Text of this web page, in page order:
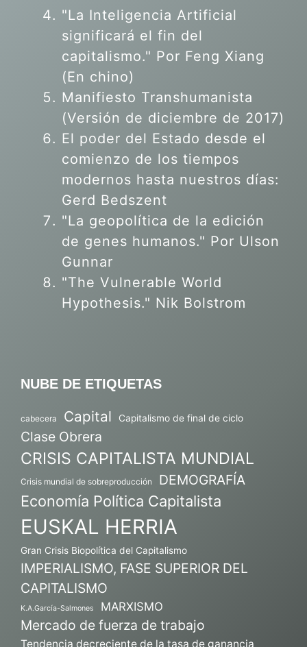
"La Inteligencia Artificial
significará el fin del
capitalismo." Por Feng Xiang
(En chino)
Manifiesto Transhumanista
(Versión de diciembre de 2017)
El poder del Estado desde el
comienzo de los tiempos
modernos hasta nuestros días:
Gerd Bedszent
"La geopolítica de la edición
de genes humanos." Por Ulson
Gunnar
"The Vulnerable World
Hypothesis." Nik Bolstrom
NUBE DE ETIQUETAS
cabecera Capital Capitalismo de final de ciclo
Clase Obrera
CRISIS CAPITALISTA MUNDIAL
Crisis mundial de sobreproducción DEMOGRAFÍA
Economía Política Capitalista
EUSKAL HERRIA
Gran Crisis Biopolítica del Capitalismo
IMPERIALISMO, FASE SUPERIOR DEL
CAPITALISMO
K.A.García-Salmones MARXISMO
Mercado de fuerza de trabajo
Tendencia decreciente de la tasa de ganancia